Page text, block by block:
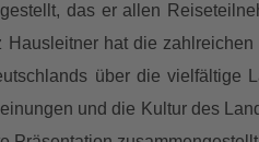
das er allen
Hausleitner hat die
über die vielfältige
und die Kultur des